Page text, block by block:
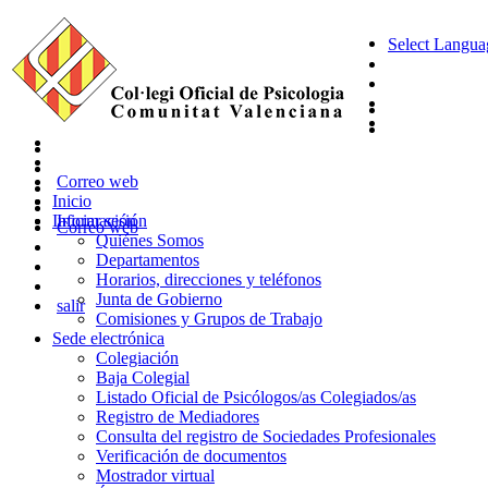
Select
Correo web
Iniciar sesión
Correo web
salir
Inicio
Información
Quiénes Somos
Departamentos
Horarios, direcciones y teléfonos
Junta de Gobierno
Comisiones y Grupos de Trabajo
Sede electrónica
Colegiación
Baja Colegial
Listado Oficial de Psicólogos/as Colegiados/as
Registro de Mediadores
Consulta del registro de Sociedades Profesionales
Verificación de documentos
Mostrador virtual